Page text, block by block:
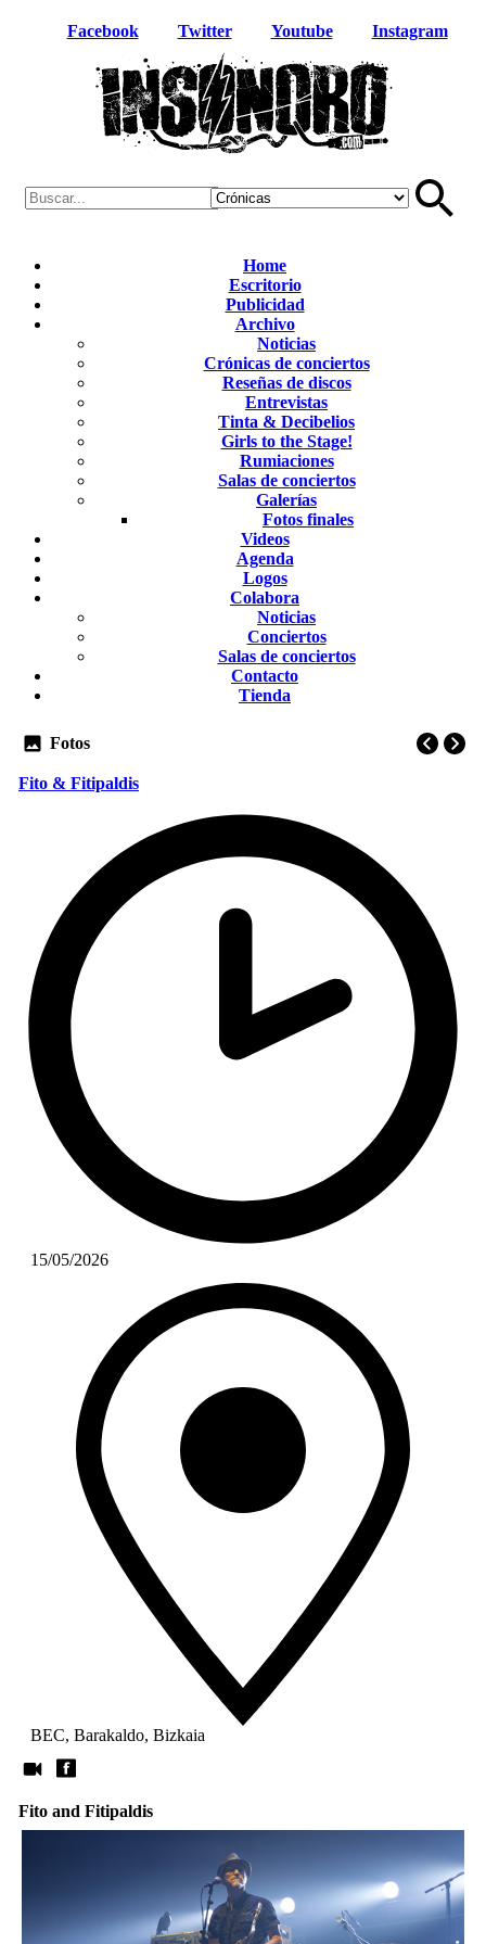
Facebook Twitter Youtube Instagram
Home
Escritorio
Publicidad
Archivo
Noticias
Crónicas de conciertos
Reseñas de discos
Entrevistas
Tinta & Decibelios
Girls to the Stage!
Rumiaciones
Salas de conciertos
Galerías
Fotos finales
Videos
Agenda
Logos
Colabora
Noticias
Conciertos
Salas de conciertos
Contacto
Tienda
Fotos
Fito & Fitipaldis
15/05/2026
BEC, Barakaldo, Bizkaia
Fito and Fitipaldis